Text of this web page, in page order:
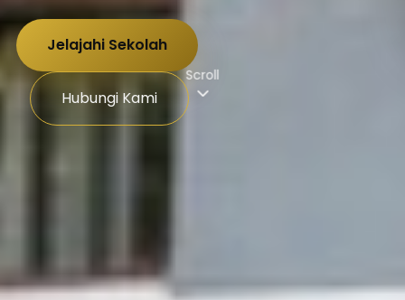
Jelajahi Sekolah
Hubungi Kami
Scroll